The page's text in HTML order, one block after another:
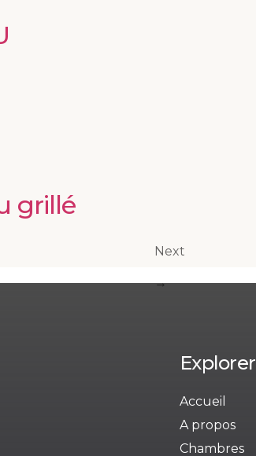
grillé
Next
→
Explorer
Accueil
A propos
Chambres